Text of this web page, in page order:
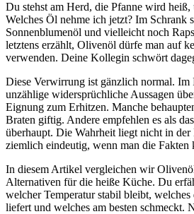
Du stehst am Herd, die Pfanne wird
Welches Öl nehme ich jetzt? Im Schrank
Sonnenblumenöl und vielleicht noch
letztens erzählt, Olivenöl dürfe man auf
verwenden. Deine Kollegin schwört
Diese Verwirrung ist gänzlich normal. Im
unzählige widersprüchliche Aussagen
Eignung zum Erhitzen. Manche
Braten giftig. Andere empfehlen es als
überhaupt. Die Wahrheit liegt nicht in der
ziemlich eindeutig, wenn man die Fakten
In diesem Artikel vergleichen wir
Alternativen für die heiße Küche. Du
welcher Temperatur stabil bleibt,
liefert und welches am besten schmeckt.